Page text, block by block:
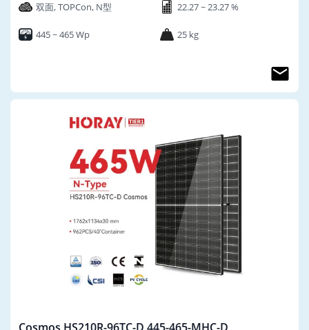
双面, TOPCon, N型 22.27 ~ 23.27 %
445 ~ 465 Wp 25 kg